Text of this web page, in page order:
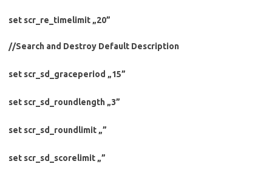
set scr_re_timelimit „20”
//Search and Destroy Default Description
set scr_sd_graceperiod „15”
set scr_sd_roundlength „3”
set scr_sd_roundlimit „”
set scr_sd_scorelimit „”